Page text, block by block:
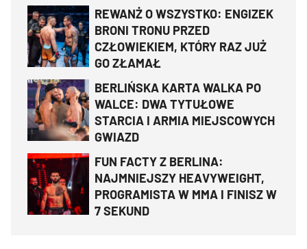
REWANŻ O WSZYSTKO: ENGIZEK
BRONI TRONU PRZED
CZŁOWIEKIEM, KTÓRY RAZ JUŻ
GO ZŁAMAŁ
BERLIŃSKA KARTA WALKA PO
WALCE: DWA TYTUŁOWE
STARCIA I ARMIA MIEJSCOWYCH
GWIAZD
FUN FACTY Z BERLINA:
NAJMNIEJSZY HEAVYWEIGHT,
PROGRAMISTA W MMA I FINISZ W
7 SEKUND